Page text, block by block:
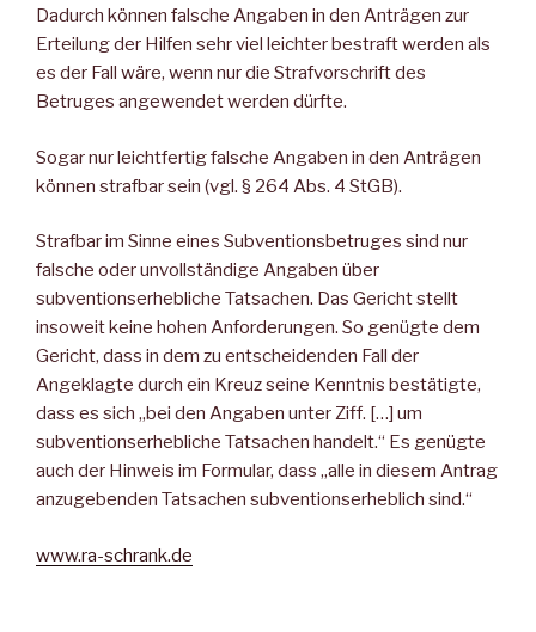
Dadurch können falsche Angaben in den Anträgen zur
Erteilung der Hilfen sehr viel leichter bestraft werden als
es der Fall wäre, wenn nur die Strafvorschrift des
Betruges angewendet werden dürfte.
Sogar nur leichtfertig falsche Angaben in den Anträgen
können strafbar sein (vgl. § 264 Abs. 4 StGB).
Strafbar im Sinne eines Subventionsbetruges sind nur
falsche oder unvollständige Angaben über
subventionserhebliche Tatsachen. Das Gericht stellt
insoweit keine hohen Anforderungen. So genügte dem
Gericht, dass in dem zu entscheidenden Fall der
Angeklagte durch ein Kreuz seine Kenntnis bestätigte,
dass es sich „bei den Angaben unter Ziff. […] um
subventionserhebliche Tatsachen handelt.“ Es genügte
auch der Hinweis im Formular, dass „alle in diesem Antrag
anzugebenden Tatsachen subventionserheblich sind.“
www.ra-schrank.de